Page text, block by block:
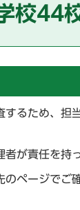
校44
するため、
が責任を持
ページでご